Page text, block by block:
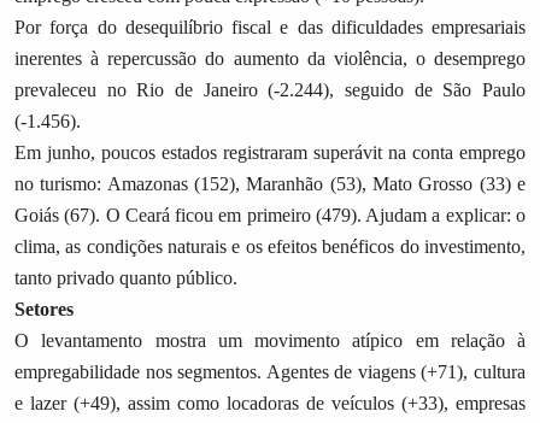
Por força do desequilíbrio fiscal e das dificuldades empresariais
inerentes à repercussão do aumento da violência, o desemprego
prevaleceu no Rio de Janeiro (-2.244), seguido de São Paulo
(-1.456).
Em junho, poucos estados registraram superávit na conta emprego
no turismo: Amazonas (152), Maranhão (53), Mato Grosso (33) e
Goiás (67). O Ceará ficou em primeiro (479). Ajudam a explicar: o
clima, as condições naturais e os efeitos benéficos do investimento,
tanto privado quanto público.
Setores
O levantamento mostra um movimento atípico em relação à
empregabilidade nos segmentos. Agentes de viagens (+71), cultura
e lazer (+49), assim como locadoras de veículos (+33), empresas